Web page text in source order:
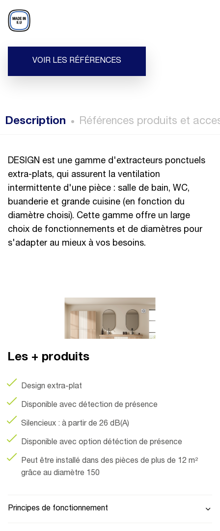
VOIR LES RÉFÉRENCES
Description Références produits et
DESIGN est une gamme d'extracteurs ponctuels
extra-plats, qui assurent la ventilation
intermittente d'une pièce : salle de bain, WC,
buanderie et grande cuisine (en fonction du
diamètre choisi). Cette gamme offre un large
choix de fonctionnements et de diamètres pour
s'adapter au mieux à vos besoins.
Les + produits
Design extra-plat
Disponible avec détection de présence
Silencieux : à partir de 26 dB(A)
Disponible avec option détéction de présence
Peut être installé dans des pièces de plus de 12 m²
grâce au diamètre 150
Principes de fonctionnement